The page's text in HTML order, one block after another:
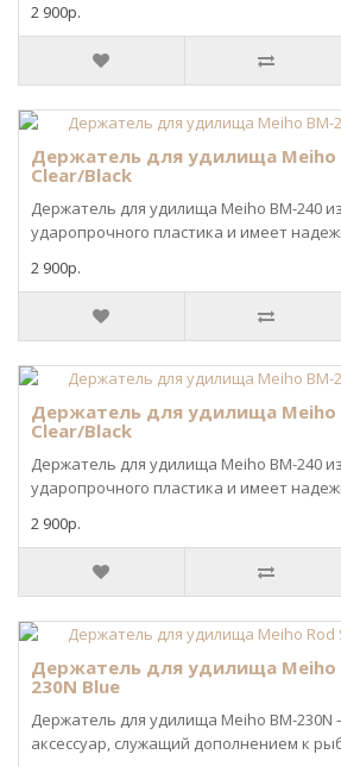
2 900р.
Держатель для удилища Meiho
Clear/Black
Держатель для удилища Meiho BM-240
ударопрочного пластика и имеет
2 900р.
Держатель для удилища Meiho
Clear/Black
Держатель для удилища Meiho BM-240
ударопрочного пластика и имеет
2 900р.
Держатель для удилища Meiho
230N Blue
Держатель для удилища Meiho BM-
аксессуар, служащий дополнением к